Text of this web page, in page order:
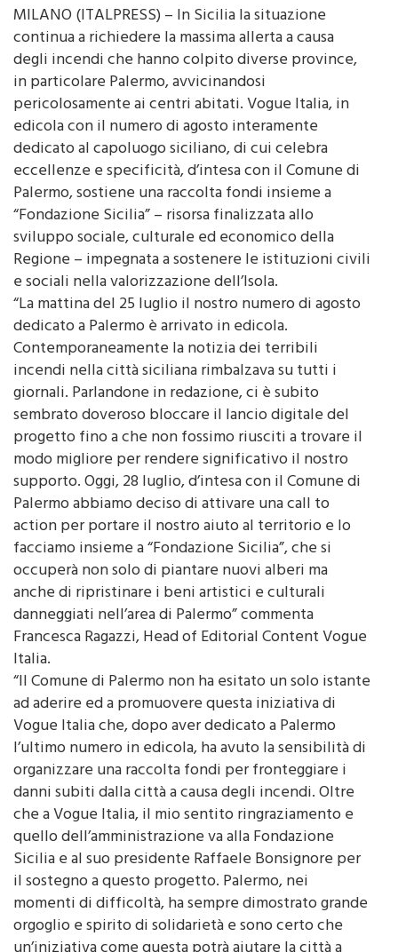
MILANO (ITALPRESS) – In Sicilia la situazione
continua a richiedere la massima allerta a causa
degli incendi che hanno colpito diverse province,
in particolare Palermo, avvicinandosi
pericolosamente ai centri abitati. Vogue Italia, in
edicola con il numero di agosto interamente
dedicato al capoluogo siciliano, di cui celebra
eccellenze e specificità, d’intesa con il Comune di
Palermo, sostiene una raccolta fondi insieme a
“Fondazione Sicilia” – risorsa finalizzata allo
sviluppo sociale, culturale ed economico della
Regione – impegnata a sostenere le istituzioni civili
e sociali nella valorizzazione dell’Isola.
“La mattina del 25 luglio il nostro numero di agosto
dedicato a Palermo è arrivato in edicola.
Contemporaneamente la notizia dei terribili
incendi nella città siciliana rimbalzava su tutti i
giornali. Parlandone in redazione, ci è subito
sembrato doveroso bloccare il lancio digitale del
progetto fino a che non fossimo riusciti a trovare il
modo migliore per rendere significativo il nostro
supporto. Oggi, 28 luglio, d’intesa con il Comune di
Palermo abbiamo deciso di attivare una call to
action per portare il nostro aiuto al territorio e lo
facciamo insieme a “Fondazione Sicilia”, che si
occuperà non solo di piantare nuovi alberi ma
anche di ripristinare i beni artistici e culturali
danneggiati nell’area di Palermo” commenta
Francesca Ragazzi, Head of Editorial Content Vogue
Italia.
“Il Comune di Palermo non ha esitato un solo istante
ad aderire ed a promuovere questa iniziativa di
Vogue Italia che, dopo aver dedicato a Palermo
l’ultimo numero in edicola, ha avuto la sensibilità di
organizzare una raccolta fondi per fronteggiare i
danni subiti dalla città a causa degli incendi. Oltre
che a Vogue Italia, il mio sentito ringraziamento e
quello dell’amministrazione va alla Fondazione
Sicilia e al suo presidente Raffaele Bonsignore per
il sostegno a questo progetto. Palermo, nei
momenti di difficoltà, ha sempre dimostrato grande
orgoglio e spirito di solidarietà e sono certo che